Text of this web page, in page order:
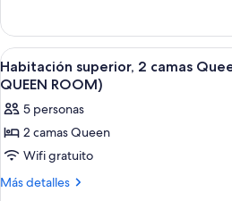
(DELUXE
QUEEN
AND
DOUBLE
ROOM)
Deluxe,
varias
camas
(DELUXE
AND
DOUBLE
Abrir
todas
las
fotos
de
Habitación
superior,
6
Habitación superior, 2 camas
QUEEN ROOM)
5 personas
2 camas Queen
Wifi gratuito
Más detalles
Más